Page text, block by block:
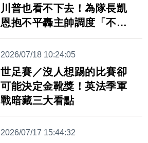
川普也看不下去！為隊長凱
恩抱不平轟主帥調度「不尋
常」
2026/07/18 10:24:05
世足賽／沒人想踢的比賽卻
可能決定金靴獎！英法季軍
戰暗藏三大看點
2026/07/17 15:44:32